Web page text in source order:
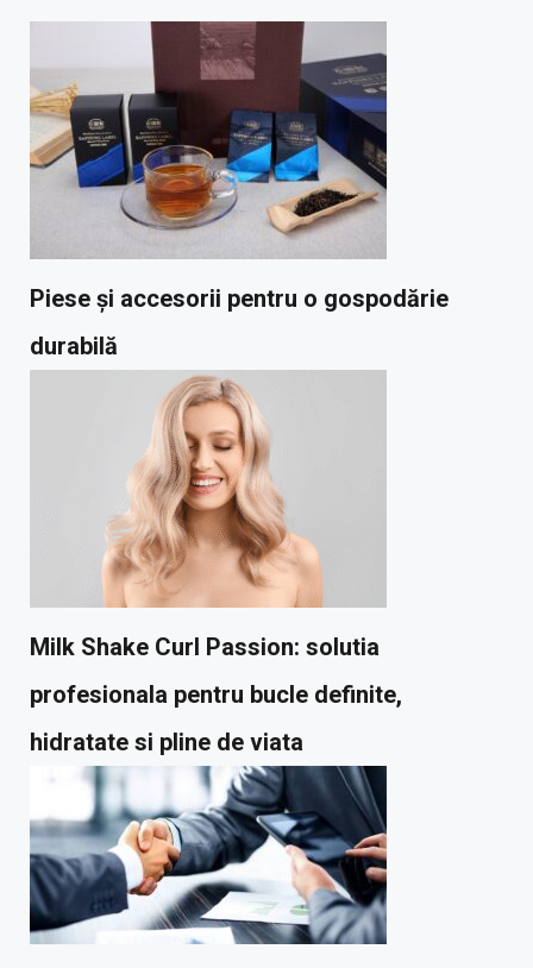
Piese și accesorii pentru o gospodărie
durabilă
Milk Shake Curl Passion: solutia
profesionala pentru bucle definite,
hidratate si pline de viata